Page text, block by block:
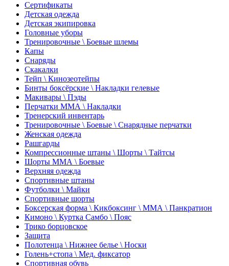
Сертификаты
Детская одежда
Детская экипировка
Головные уборы
Тренировочные \ Боевые шлемы
Капы
Снаряды
Скакалки
Тейп \ Кинозеотейпы
Бинты боксёрские \ Накладки гелевые
Макивары \ Пэды
Перчатки ММА \ Накладки
Тренерский инвентарь
Тренировочные \ Боевые \ Снарядные перчатки
Женская одежда
Рашгарды
Компрессионные штаны \ Шорты \ Тайтсы
Шорты ММА \ Боевые
Верхняя одежда
Спортивные штаны
Футболки \ Майки
Спортивные шорты
Боксерская форма \ Кикбоксинг \ ММА \ Панкратион
Кимоно \ Куртка Самбо \ Пояс
Трико борцовское
Защита
Полотенца \ Нижнее белье \ Носки
Голень+стопа \ Мед. фиксатор
Спортивная обувь